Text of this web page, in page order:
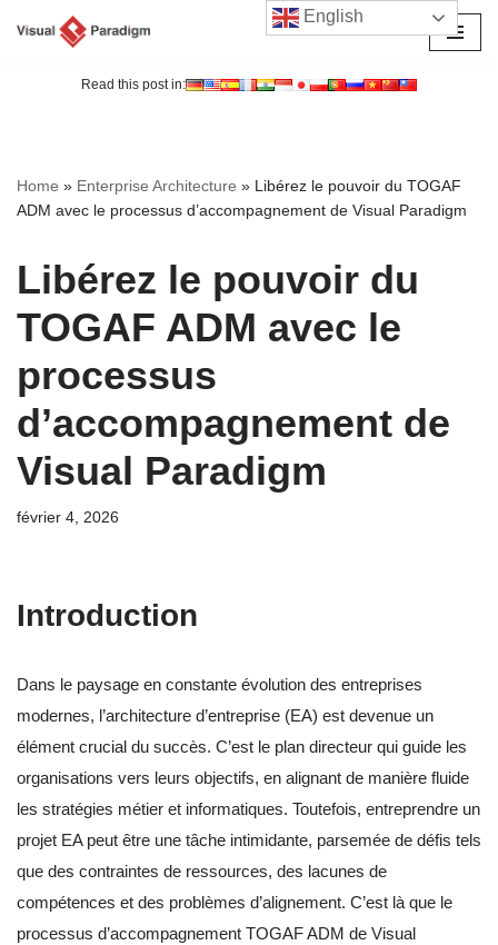
Read this post in:
Home » Enterprise Architecture » Libérez le pouvoir du TOGAF
ADM avec le processus d’accompagnement de Visual Paradigm
Libérez le pouvoir du
TOGAF ADM avec le
processus
d’accompagnement de
Visual Paradigm
février 4, 2026
Introduction
Dans le paysage en constante évolution des entreprises
modernes, l’architecture d’entreprise (EA) est devenue un
élément crucial du succès. C’est le plan directeur qui guide les
organisations vers leurs objectifs, en alignant de manière fluide
les stratégies métier et informatiques. Toutefois, entreprendre un
projet EA peut être une tâche intimidante, parsemée de défis tels
que des contraintes de ressources, des lacunes de
compétences et des problèmes d’alignement. C’est là que le
processus d’accompagnement TOGAF ADM de Visual
English